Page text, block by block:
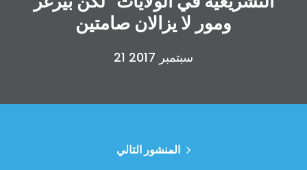
ومور لا يزالان صامتين
21 سبتمبر 2017
المنشور التالي